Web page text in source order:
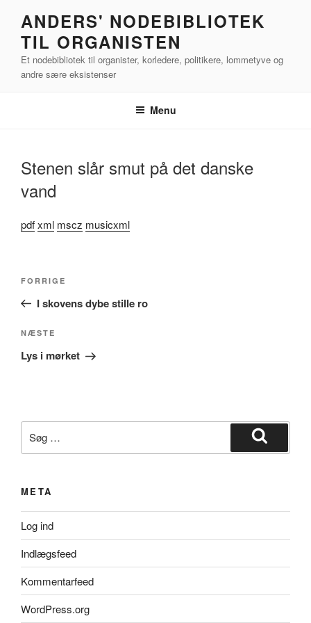
indhold
ANDERS' NODEBIBLIOTEK
TIL ORGANISTEN
Et nodebibliotek til organister, korledere, politikere, lommetyve og
andre sære eksistenser
Menu
Stenen slår smut på det danske
vand
pdfxml mscz musicxml
Forrige
indlæg
FORRIGE
I skovens dybe stille ro
Næste
indlæg
NÆSTE
Lys i mørket
efter:
Søg
META
Log ind
Indlægsfeed
Kommentarfeed
WordPress.org